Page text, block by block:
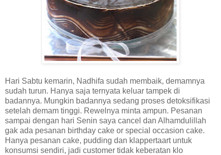
Hari Sabtu kemarin, Nadhifa sudah membaik, demamnya
sudah turun. Hanya saja ternyata keluar tampek di
badannya. Mungkin badannya sedang proses detoksifikasi
setelah demam tinggi. Rewelnya minta ampun. Pesanan
sampai dengan hari Senin saya cancel dan Alhamdulillah
gak ada pesanan birthday cake or special occasion cake.
Hanya pesanan cake, pudding dan klappertaart untuk
konsumsi sendiri, jadi customer tidak keberatan klo